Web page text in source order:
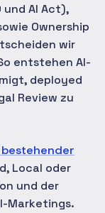
und AI Act),
Ownership
wir
entstehen AI-
deployed
Review zu
Local oder
und der
Marketings.